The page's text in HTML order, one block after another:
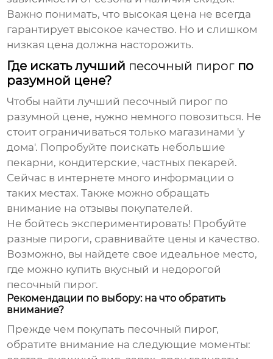
Важно понимать, что высокая цена не всегда
гарантирует высокое качество. Но и слишком
низкая цена должна насторожить.
Где искать лучший песочный пирог по
разумной цене?
Чтобы найти лучший песочный пирог по
разумной цене, нужно немного повозиться. Не
стоит ограничиваться только магазинами 'у
дома'. Попробуйте поискать небольшие
пекарни, кондитерские, частных пекарей.
Сейчас в интернете много информации о
таких местах. Также можно обращать
внимание на отзывы покупателей.
Не бойтесь экспериментировать! Пробуйте
разные пироги, сравнивайте цены и качество.
Возможно, вы найдете свое идеальное место,
где можно купить вкусный и недорогой
песочный пирог.
Рекомендации по выбору: на что обратить
внимание?
Прежде чем покупать песочный пирог,
обратите внимание на следующие моменты: